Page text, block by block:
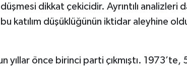
düşmesi dikkat çekicidir. Ayrıntılı analizleri
katılım düşüklüğünün iktidar aleyhine
yıllar önce birinci parti çıkmıştı. 1973’te,